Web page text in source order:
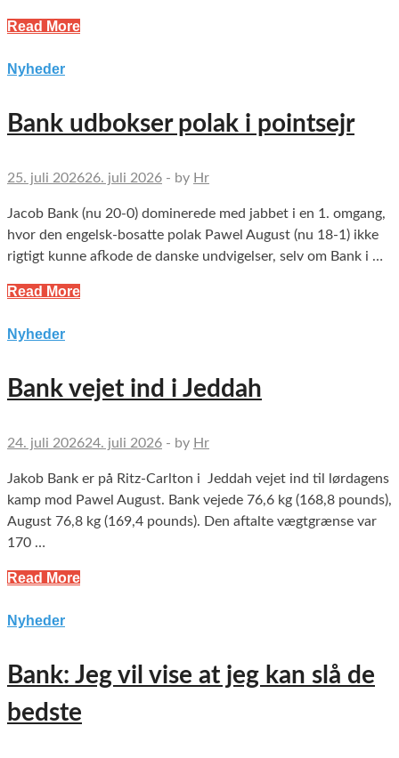
Read More
Nyheder
Bank udbokser polak i pointsejr
25. juli 202626. juli 2026 - by Hr
Jacob Bank (nu 20-0) dominerede med jabbet i en 1. omgang,
hvor den engelsk-bosatte polak Pawel August (nu 18-1) ikke
rigtigt kunne afkode de danske undvigelser, selv om Bank i …
Read More
Nyheder
Bank vejet ind i Jeddah
24. juli 202624. juli 2026 - by Hr
Jakob Bank er på Ritz-Carlton i Jeddah vejet ind til lørdagens
kamp mod Pawel August. Bank vejede 76,6 kg (168,8 pounds),
August 76,8 kg (169,4 pounds). Den aftalte vægtgrænse var
170 …
Read More
Nyheder
Bank: Jeg vil vise at jeg kan slå de
bedste